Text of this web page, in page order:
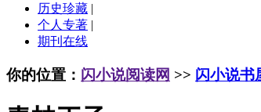
历史珍藏 |
个人专著 |
期刊在线
你的位置： 闪小说阅读网 >> 闪小说书